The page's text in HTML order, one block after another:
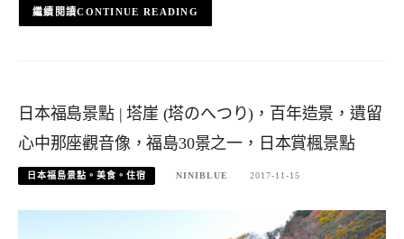
CONTINUE READING
日本福島景點 | 塔崖 (塔のへつり)，百年造景，遺留
心中那座觀音像，福島30景之一，日本賞楓景點
日本福島景點。美食。住宿 NINIBLUE 2017-11-15